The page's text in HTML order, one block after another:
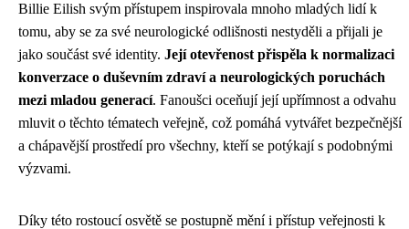
Billie Eilish svým přístupem inspirovala mnoho mladých lidí k
tomu, aby se za své neurologické odlišnosti nestyděli a přijali je
jako součást své identity. Její otevřenost přispěla k normalizaci
konverzace o duševním zdraví a neurologických poruchách
mezi mladou generací. Fanoušci oceňují její upřímnost a odvahu
mluvit o těchto tématech veřejně, což pomáhá vytvářet bezpečnější
a chápavější prostředí pro všechny, kteří se potýkají s podobnými
výzvami.
Díky této rostoucí osvětě se postupně mění i přístup veřejnosti k